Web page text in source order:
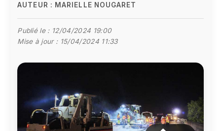
AUTEUR : MARIELLE NOUGARET
Publié le : 12/04/2024 19:00
Mise à jour : 15/04/2024 11:33